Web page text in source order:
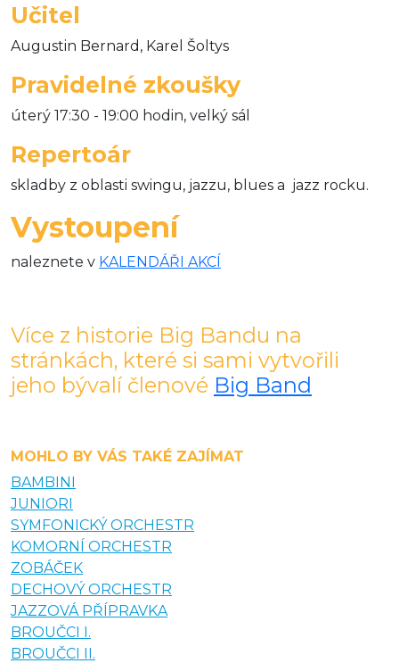
Učitel
Augustin Bernard, Karel Šoltys
Pravidelné zkoušky
úterý 17:30 - 19:00 hodin, velký sál
Repertoár
skladby z oblasti swingu, jazzu, blues a jazz rocku.
Vystoupení
naleznete v KALENDÁŘI AKCÍ
Více z historie Big Bandu na
stránkách, které si sami vytvořili
jeho bývalí členové Big Band
MOHLO BY VÁS TAKÉ ZAJÍMAT
BAMBINI
JUNIORI
SYMFONICKÝ ORCHESTR
KOMORNÍ ORCHESTR
ZOBÁČEK
DECHOVÝ ORCHESTR
JAZZOVÁ PŘÍPRAVKA
BROUČCI I.
BROUČCI II.